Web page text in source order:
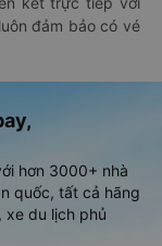
đảm bảo có vé
hơn 3000+ nhà
quốc, tất cả hãng
xe du lịch phủ